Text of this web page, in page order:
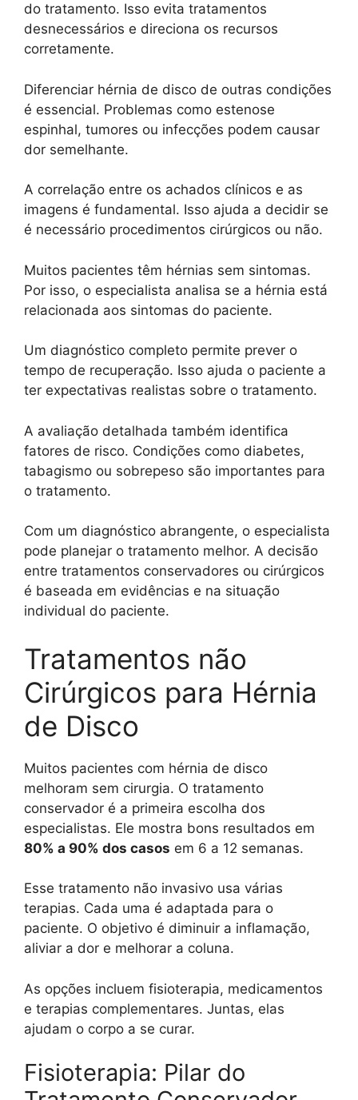
do tratamento. Isso evita tratamentos
desnecessários e direciona os recursos
corretamente.
Diferenciar hérnia de disco de outras condições
é essencial. Problemas como estenose
espinhal, tumores ou infecções podem causar
dor semelhante.
A correlação entre os achados clínicos e as
imagens é fundamental. Isso ajuda a decidir se
é necessário procedimentos cirúrgicos ou não.
Muitos pacientes têm hérnias sem sintomas.
Por isso, o especialista analisa se a hérnia está
relacionada aos sintomas do paciente.
Um diagnóstico completo permite prever o
tempo de recuperação. Isso ajuda o paciente a
ter expectativas realistas sobre o tratamento.
A avaliação detalhada também identifica
fatores de risco. Condições como diabetes,
tabagismo ou sobrepeso são importantes para
o tratamento.
Com um diagnóstico abrangente, o especialista
pode planejar o tratamento melhor. A decisão
entre tratamentos conservadores ou cirúrgicos
é baseada em evidências e na situação
individual do paciente.
Tratamentos não
Cirúrgicos para Hérnia
de Disco
Muitos pacientes com hérnia de disco
melhoram sem cirurgia. O tratamento
conservador é a primeira escolha dos
especialistas. Ele mostra bons resultados em
80% a 90% dos casos em 6 a 12 semanas.
Esse tratamento não invasivo usa várias
terapias. Cada uma é adaptada para o
paciente. O objetivo é diminuir a inflamação,
aliviar a dor e melhorar a coluna.
As opções incluem fisioterapia, medicamentos
e terapias complementares. Juntas, elas
ajudam o corpo a se curar.
Fisioterapia: Pilar do